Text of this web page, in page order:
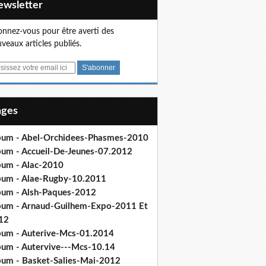
vous pour être averti des
articles publiés.
- Abel-Orchidees-Phasmes-2010
- Accueil-De-Jeunes-07.2012
- Alac-2010
- Alae-Rugby-10.2011
- Alsh-Paques-2012
- Arnaud-Guilhem-Expo-2011 Et
- Auterive-Mcs-01.2014
- Autervive---Mcs-10.14
- Basket-Salies-Mai-2012